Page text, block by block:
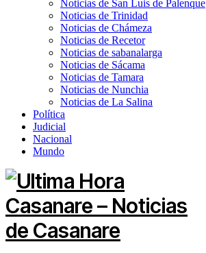
Noticias de San Luis de Palenque
Noticias de Trinidad
Noticias de Chámeza
Noticias de Recetor
Noticias de sabanalarga
Noticias de Sácama
Noticias de Tamara
Noticias de Nunchia
Noticias de La Salina
Política
Judicial
Nacional
Mundo